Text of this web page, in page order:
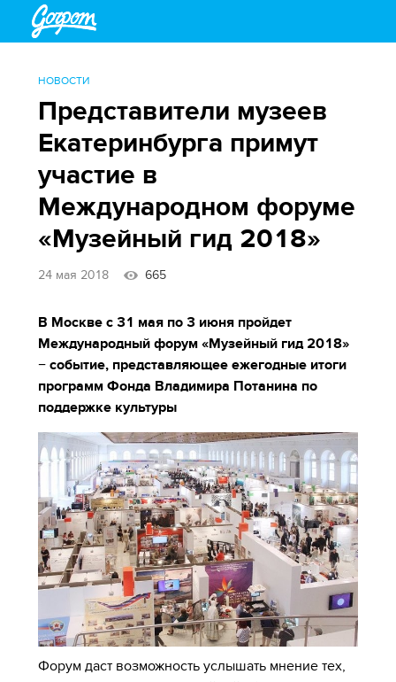
НОВОСТИ
Представители музеев
Екатеринбурга примут
участие в
Международном форуме
«Музейный гид 2018»
24 мая 2018 665
В Москве c 31 мая по 3 июня пройдет
Международный форум «Музейный гид 2018»
− событие, представляющее ежегодные итоги
программ Фонда Владимира Потанина по
поддержке культуры
Форум даст возможность услышать мнение тех,